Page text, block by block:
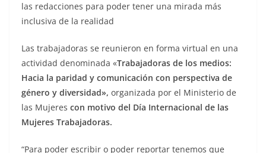
las redacciones para poder tener una mirada más
inclusiva de la realidad
Las trabajadoras se reunieron en forma virtual en una
actividad denominada «Trabajadoras de los medios:
Hacia la paridad y comunicación con perspectiva de
género y diversidad», organizada por el Ministerio de
las Mujeres con motivo del Día Internacional de las
Mujeres Trabajadoras.
“Para poder escribir o poder reportar tenemos que